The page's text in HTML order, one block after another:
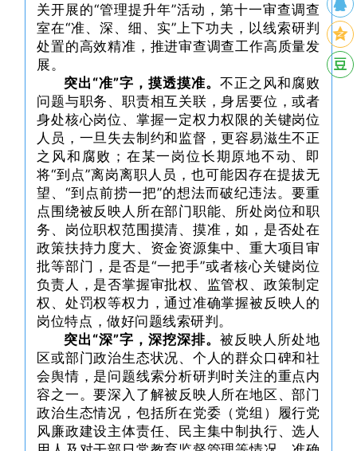
关开展的“管理提升年”活动，第十一审查调查
室在“准、深、细、实”上下功夫，以线索研判
处置的高效精准，推进审查调查工作高质量发
展。
突出“准”字，摸透摸准。不正之风和腐败
问题与职务、职责相互关联，身居要位，或者
身处核心岗位、掌握一定权力权限的关键岗位
人员，一旦失去制约和监督，更容易滋生不正
之风和腐败；在某一岗位长期原地不动、即
将“到点”离岗离职人员，也可能因存在提拔无
望、“到点前捞一把”的想法而破纪违法。要重
点围绕被反映人所在部门职能、所处岗位和职
务、岗位职权范围摸清、摸准，如，是否处在
政策扶持力度大、资金资源集中、重大项目审
批等部门，是否是“一把手”或者核心关键岗位
负责人，是否掌握审批权、监管权、政策制定
权、处罚权等权力，通过准确掌握被反映人的
岗位特点，做好问题线索研判。
突出“深”字，深挖深排。被反映人所处地
区或部门政治生态状况、个人的群众口碑和社
会舆情，是问题线索分析研判时关注的重点内
容之一。要深入了解被反映人所在地区、部门
政治生态情况，包括所在党委（党组）履行党
风廉政建设主体责任、民主集中制执行、选人